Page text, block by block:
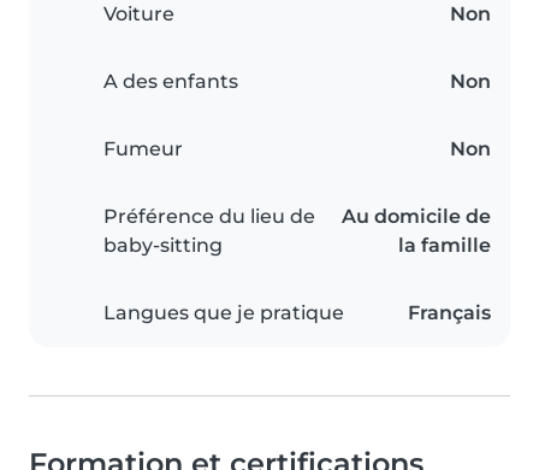
Voiture Non
A des enfants Non
Fumeur Non
Préférence du lieu de
baby-sitting
Au domicile de
la famille
Langues que je pratique Français
Formation et certifications